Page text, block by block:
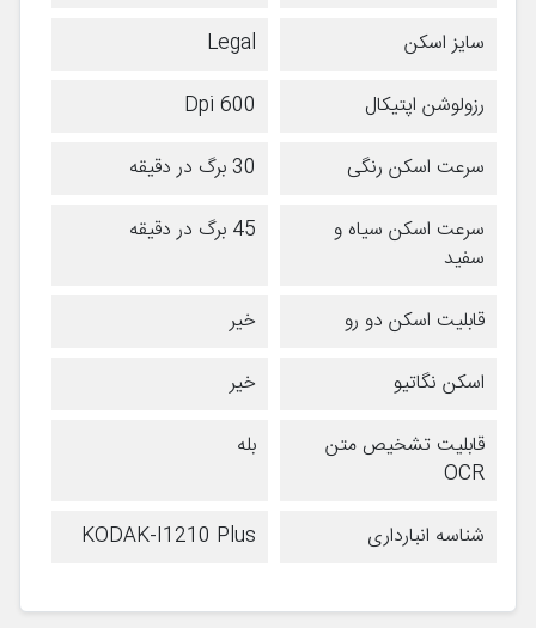
سایز اسکن
Legal
رزولوشن اپتیکال
600 Dpi
سرعت اسکن رنگی
30 برگ در دقیقه
سرعت اسکن سیاه و
سفید
45 برگ در دقیقه
قابلیت اسکن دو رو
خیر
اسکن نگاتیو
خیر
قابلیت تشخیص متن
OCR
بله
شناسه انبارداری KODAK-I1210 Plus